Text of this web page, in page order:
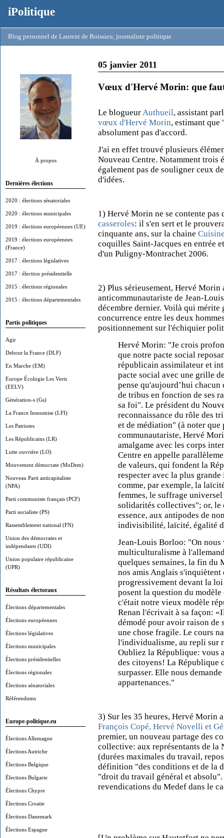
iPolitique
Blog personnel de Laurent de Boissieu, journaliste politique
À propos
Dernières élections
2020 : élections sénatoriales
2020 : élections municipales
2019 : élections européennes (UE)
2019 : élections européennes
(France)
2017 : élections législatives
2017 : élection présidentielle
2015 : élections régionales
2015 : élections départementales
Partis politiques
Agir
Debout la France (DLF)
En Marche (EM)
Europe Écologie Les Verts
(EELV)
Génération-s (Gs)
La France Insoumise (LFI)
Les Patriotes
Les Républicains (LR)
Lutte ouvrière (LO)
Mouvement démocrate (MoDem)
Nouveau Parti anticapitaliste
(NPA)
Parti communiste français (PCF)
Parti socialiste (PS)
Rassemblement national (FN)
Union des démocrates et
indépendants (UDI)
Union populaire républicaine
(UPR)
Résultats électoraux
Élections départementales
Élections européennes
Élections législatives
Élections municipales
Élections présidentielles
Élections régionales
Élections sénatoriales
Référendums
Europe-politique.eu
Élections Allemagne
Élections Autriche
Élections Belgique
Élections Bulgarie
Élections Chypre
Élections Croatie
Élections Danemark
Élections Espagne
05 janvier 2011
Vœux d'Hervé Morin: que
Le blogueurAuthueil, assistant
vœux d'Hervé Morin, estimant que
absolument pas d'accord.
J'ai en effet trouvé plusieurs
Nouveau Centre. Notamment trois
également pas de souligner ceux
d'idées.
1) Hervé Morin ne se contente pas
casseroles: il s'en sert et le
cinquante ans, sur la chaine
coquilles Saint-Jacques en entrée
d'un Puligny-Montrachet 2006.
2) Plus sérieusement, Hervé
anticommunautariste de Jean-
décembre dernier. Voilà qui mérite
concurrence entre les deux
positionnement sur l'échiquier
Hervé Morin: "Je crois
que notre pacte social
républicain assimilateur et
pacte social avec une grille
pense qu'aujourd’hui
de tribus en fonction de ses
sa foi". Le président du
reconnaissance du rôle des
et de médiation" (à noter
communautariste, Hervé
amalgame avec les corps
Centre en appelle
de valeurs, qui fondent la
respecter avec la plus
comme, par exemple, la
femmes, le suffrage
solidarités collectives"; or, le
essence, aux antipodes de
indivisibilité, laïcité, égalité
Jean-Louis Borloo: "On
multiculturalisme à
quelques semaines, la fin du
nos amis Anglais
progressivement devant la
posent la question du
c'était notre vieux modèle
Renan l'écrivait à sa façon:
démodé pour avoir raison de
une chose fragile. Le cours
l'individualisme, au repli sur
Oubliez la République: vous
des citoyens! La République
surpasser. Elle nous
appartenances."
3) Sur les 35 heures, Hervé Morin
François Copé, Hervé Novelli et
premier, un nouveau partage des
collective: aux représentants de
(durées maximales du travail,
définition "des conditions et de la
"droit du travail général et
revendications du Medef dans le